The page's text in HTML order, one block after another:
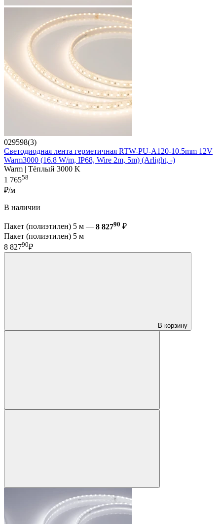
029598(3)
Светодиодная лента герметичная RTW-PU-A120-10.5mm 12V
Warm3000 (16.8 W/m, IP68, Wire 2m, 5m) (Arlight, -)
Warm | Тёплый 3000 K
1 76558
₽/м
В наличии
Пакет (полиэтилен) 5 м — 8 82790 ₽
Пакет (полиэтилен) 5 м
8 82790₽
В корзину